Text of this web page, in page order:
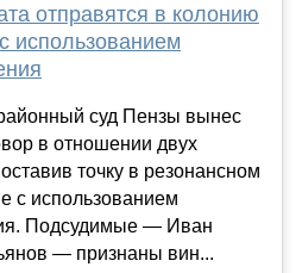
отправятся в колонию
использованием
суд Пензы вынес
в отношении двух
точку в резонансном
с использованием
Подсудимые — Иван
— признаны вин...